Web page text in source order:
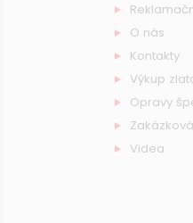
O nás
Kontakty
Výkup
Opravy
Videa